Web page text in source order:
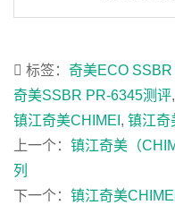
标签： 奇美ECO
奇美SSBR PR-6345测评,
镇江奇美CHIMEI , 镇江奇
上一个： 镇江奇美（
列
下一个： 镇江奇美